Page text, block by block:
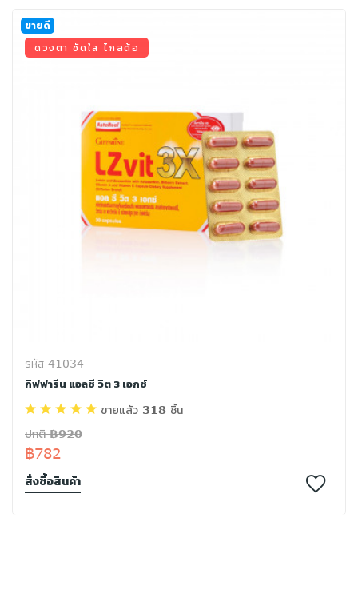
ขายดี
ดวงตา ชัดใส ไกลต้อ
รหัส 41034
กิฟฟารีน แอลซี วิต 3 เอกซ์
ขายแล้ว 318 ชิ้น
ปกติ ฿920
฿782
สั่งซื้อสินค้า